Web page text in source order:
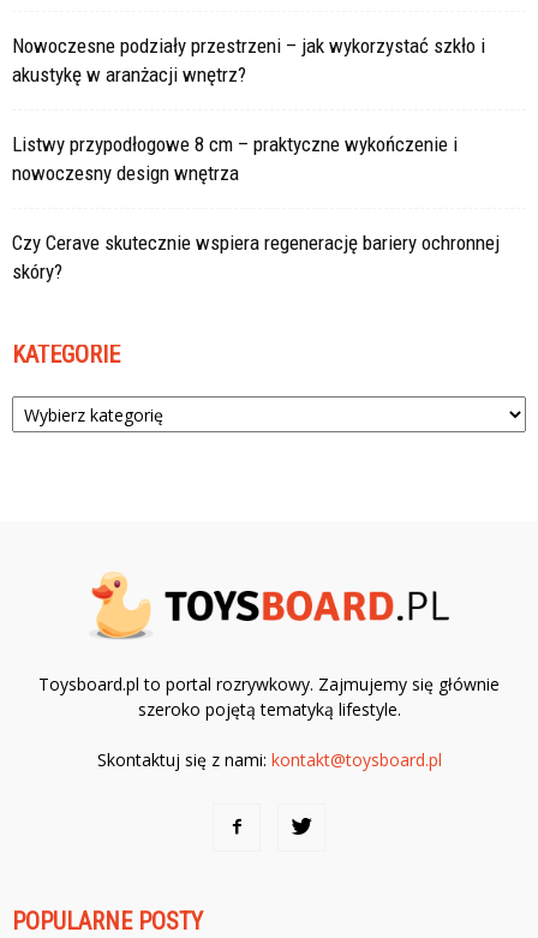
Nowoczesne podziały przestrzeni – jak wykorzystać szkło i
akustykę w aranżacji wnętrz?
Listwy przypodłogowe 8 cm – praktyczne wykończenie i
nowoczesny design wnętrza
Czy Cerave skutecznie wspiera regenerację bariery ochronnej
skóry?
KATEGORIE
Kategorie
Toysboard.pl to portal rozrywkowy. Zajmujemy się głównie
szeroko pojętą tematyką lifestyle.
Skontaktuj się z nami: kontakt@toysboard.pl
POPULARNE POSTY